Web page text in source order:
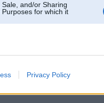
and/or Sharing
for which it
Privacy Policy